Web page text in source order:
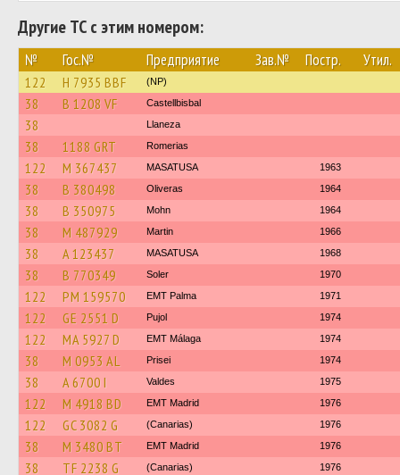
Другие ТС с этим номером:
№ Гос.№ Предприятие Зав.№ Постр. Утил.
122 H 7935 BBF (NP)
38 B 1208 VF Castellbisbal
38 Llaneza
38 1188 GRT Romerias
122 M 367437 MASATUSA 1963
38 B 380498 Oliveras 1964
38 B 350975 Mohn 1964
38 M 487929 Martin 1966
38 A 123437 MASATUSA 1968
38 B 770349 Soler 1970
122 PM 159570 EMT Palma 1971
122 GE 2551 D Pujol 1974
122 MA 5927 D EMT Málaga 1974
38 M 0953 AL Prisei 1974
38 A 6700 I Valdes 1975
122 M 4918 BD EMT Madrid 1976
122 GC 3082 G (Canarias) 1976
38 M 3480 BT EMT Madrid 1976
38 TF 2238 G (Canarias) 1976